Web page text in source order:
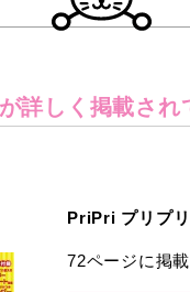
詳しく 掲載され
PriPri プリプ
72ページに掲載